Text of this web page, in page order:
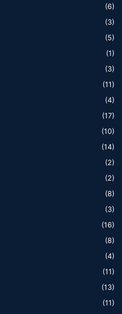
(6)
(3)
(5)
(1)
(3)
(11)
(4)
(17)
(10)
(14)
(2)
(2)
(8)
(3)
(16)
(8)
(4)
(11)
(13)
(11)